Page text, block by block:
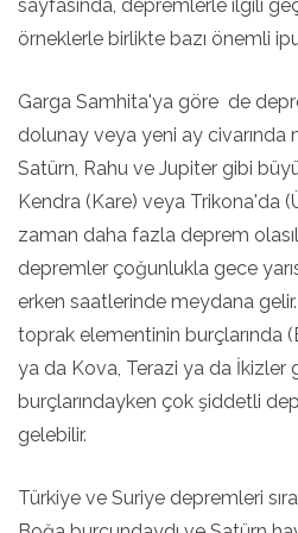
sayfasında, depremlerle ilgili
örneklerle birlikte bazı önemli
Garga Samhita'ya göre de
dolunay veya yeni ay civarında
Satürn, Rahu ve Jupiter gibi
Kendra (Kare) veya Trikona'da
zaman daha fazla deprem
depremler çoğunlukla gece
erken saatlerinde meydana
toprak elementinin burçlarında
ya da Kova, Terazi ya da İkizler
burçlarındayken çok şiddetli
gelebilir.
Türkiye ve Suriye depremleri